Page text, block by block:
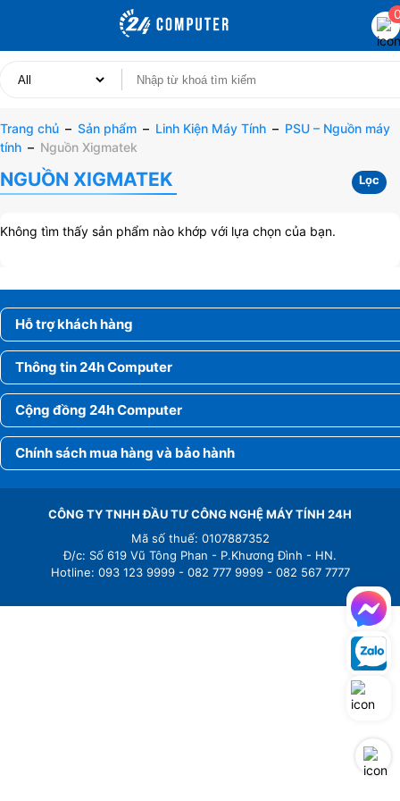
Trang chủ – Sản phẩm – Linh Kiện Máy Tính – PSU – Nguồn máy
tính – Nguồn Xigmatek
Lọc
NGUỒN XIGMATEK
Không tìm thấy sản phẩm nào khớp với lựa chọn của bạn.
Hỗ trợ khách hàng
Thông tin 24h Computer
Cộng đồng 24h Computer
Chính sách mua hàng và bảo hành
CÔNG TY TNHH ĐẦU TƯ CÔNG NGHỆ MÁY TÍNH 24H
Mã số thuế: 0107887352
Đ/c: Số 619 Vũ Tông Phan - P.Khương Đình - HN.
Hotline: 093 123 9999 - 082 777 9999 - 082 567 7777